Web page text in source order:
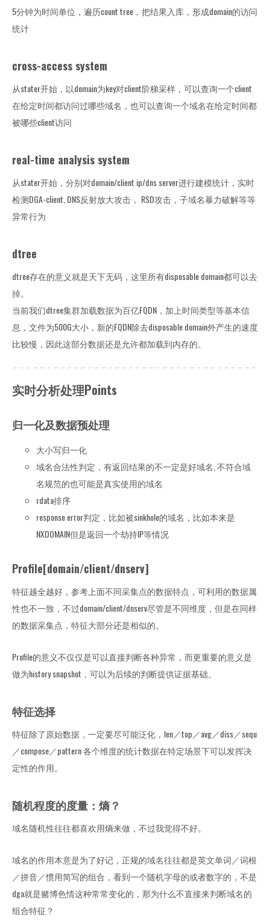
5分钟为时间单位，遍历count tree，把结果入库，形成domain的访问
统计
cross-access system
从stater开始，以domain为key对client阶梯采样，可以查询一个client
在给定时间都访问过哪些域名，也可以查询一个域名在给定时间都
被哪些client访问
real-time analysis system
从stater开始，分别对domain/client ip/dns server进行建模统计，实时
检测DGA-client, DNS反射放大攻击， RSD攻击，子域名暴力破解等等
异常行为
dtree
dtree存在的意义就是天下无码，这里所有disposable domain都可以去
掉。
当前我们dtree集群加载数据为百亿FQDN，加上时间类型等基本信
息，文件为500G大小，新的FQDN除去disposable domain外产生的速度
比较慢，因此这部分数据还是允许都加载到内存的。
实时分析处理Points
归一化及数据预处理
大小写归一化
域名合法性判定，有返回结果的不一定是好域名, 不符合域
名规范的也可能是真实使用的域名
rdata排序
response error判定，比如被sinkhole的域名，比如本来是
NXDOMAIN但是返回一个劫持IP等情况
Profile[domain/client/dnserv]
特征越全越好，参考上面不同采集点的数据特点，可利用的数据属
性也不一致，不过domain/client/dnserv尽管是不同维度，但是在同样
的数据采集点，特征大部分还是相似的。
Profile的意义不仅仅是可以直接判断各种异常，而更重要的意义是
做为history snapshot，可以为后续的判断提供证据基础。
特征选择
特征除了原始数据，一定要尽可能泛化，len／top／avg／diss／sequ
／compose／pattern 各个维度的统计数据在特定场景下可以发挥决
定性的作用。
随机程度的度量：熵？
域名随机性往往都喜欢用熵来做，不过我觉得不好。
域名的作用本意是为了好记，正规的域名往往都是英文单词／词根
／拼音／惯用简写的组合，看到一个随机字母的或者数字的，不是
dga就是赌博色情这种常常变化的，那为什么不直接来判断域名的
组合特征？